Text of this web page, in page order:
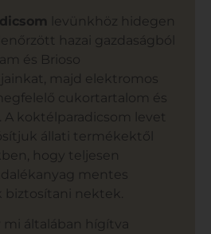
levünkhöz hidegen
hazai gazdaságból
és Brioso
majd elektromos
cukortartalom és
A koktélparadicsom levet
állati termékektől
hogy teljesen
mentes
nektek.
mi általában hígítva